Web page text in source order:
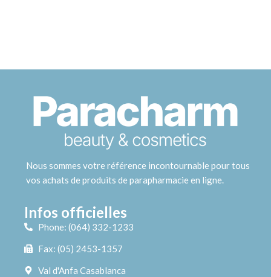
Nous sommes votre référence incontournable pour tous
vos achats de produits de parapharmacie en ligne.
Infos officielles
Phone: (064) 332-1233
Fax: (05) 2453-1357
Val d'Anfa Casablanca